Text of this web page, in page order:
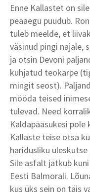
Enne Kallastet on
peaaegu puudub.
tuleb meelde, et
väsinud pingi najale,
ja otsin Devoni
kuhjatud teokarpe
mingit seost).
mööda teised
tulevad. Need
Kaldapääsukesi pole
Kallaste teise otsa
haridusliku üleskutse
Sile asfalt jätkub
Eesti Balmorali.
kus üks sein on täis